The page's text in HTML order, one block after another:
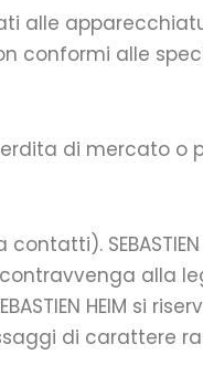
alle
conformi alle
di mercato o
SEBASTIEN
alla
HEIM si
di carattere